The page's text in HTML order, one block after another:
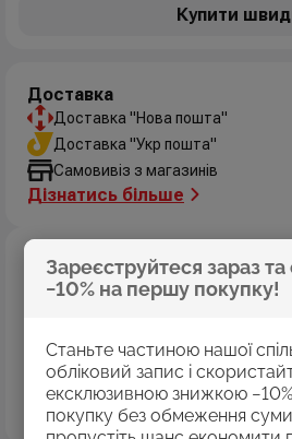
Зареєструйтеся зараз
−10% на першу покупку!
Станьте частиною нашої
обліковий запис і
ексклюзивною знижкою
покупку без обмеження
Купити
Доставка
Доставка "Нова пошта"
Доставка "Укр пошта"
Самовивіз з магазинів
Дізнатись більше
Оплата
Оплата картками Visa
Накладений платіж
Безготівковий розрахунок
Дізнатись більше